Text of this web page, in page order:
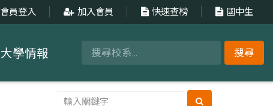
會員登入 加入會員 快速查榜 國中生
搜尋
大學情報